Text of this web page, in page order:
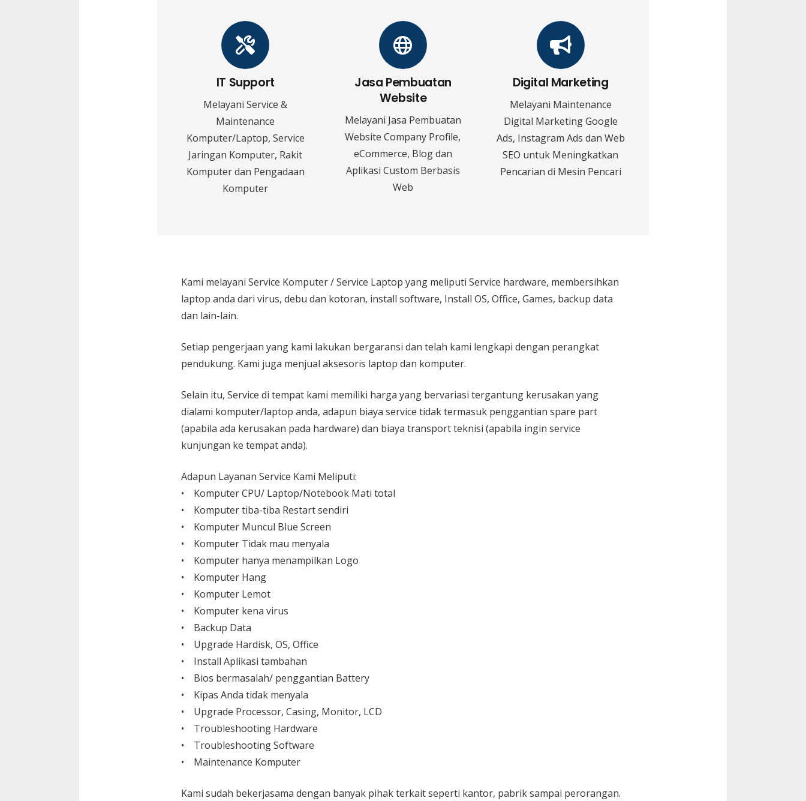
IT Support
Melayani Service &
Maintenance
Komputer/Laptop, Service
Jaringan Komputer, Rakit
Komputer dan Pengadaan
Komputer
Jasa Pembuatan
Website
Melayani Jasa Pembuatan
Website Company Profile,
eCommerce, Blog dan
Aplikasi Custom Berbasis
Web
Digital Marketing
Melayani Maintenance
Digital Marketing Google
Ads, Instagram Ads dan Web
SEO untuk Meningkatkan
Pencarian di Mesin Pencari
Kami melayani Service Komputer / Service Laptop yang meliputi Service hardware, membersihkan
laptop anda dari virus, debu dan kotoran, install software, Install OS, Office, Games, backup data
dan lain-lain.
Setiap pengerjaan yang kami lakukan bergaransi dan telah kami lengkapi dengan perangkat
pendukung. Kami juga menjual aksesoris laptop dan komputer.
Selain itu, Service di tempat kami memiliki harga yang bervariasi tergantung kerusakan yang
dialami komputer/laptop anda, adapun biaya service tidak termasuk penggantian spare part
(apabila ada kerusakan pada hardware) dan biaya transport teknisi (apabila ingin service
kunjungan ke tempat anda).
Adapun Layanan Service Kami Meliputi:
• Komputer CPU/ Laptop/Notebook Mati total
• Komputer tiba-tiba Restart sendiri
• Komputer Muncul Blue Screen
• Komputer Tidak mau menyala
• Komputer hanya menampilkan Logo
• Komputer Hang
• Komputer Lemot
• Komputer kena virus
• Backup Data
• Upgrade Hardisk, OS, Office
• Install Aplikasi tambahan
• Bios bermasalah/ penggantian Battery
• Kipas Anda tidak menyala
• Upgrade Processor, Casing, Monitor, LCD
• Troubleshooting Hardware
• Troubleshooting Software
• Maintenance Komputer
Kami sudah bekerjasama dengan banyak pihak terkait seperti kantor, pabrik sampai perorangan.